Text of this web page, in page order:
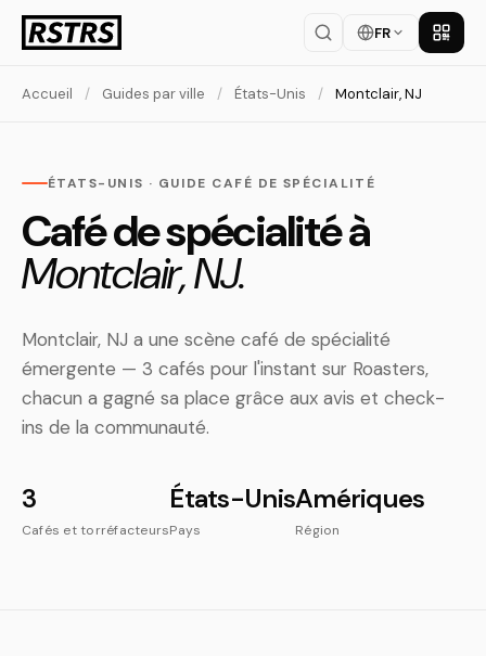
FR
Accueil / Guides par ville / États-Unis / Montclair, NJ
ÉTATS-UNIS · GUIDE CAFÉ DE SPÉCIALITÉ
Café de spécialité à
Montclair, NJ.
Montclair, NJ a une scène café de spécialité
émergente — 3 cafés pour l'instant sur Roasters,
chacun a gagné sa place grâce aux avis et check-
ins de la communauté.
3
Cafés et torréfacteurs
États-Unis
Pays
Amériques
Région